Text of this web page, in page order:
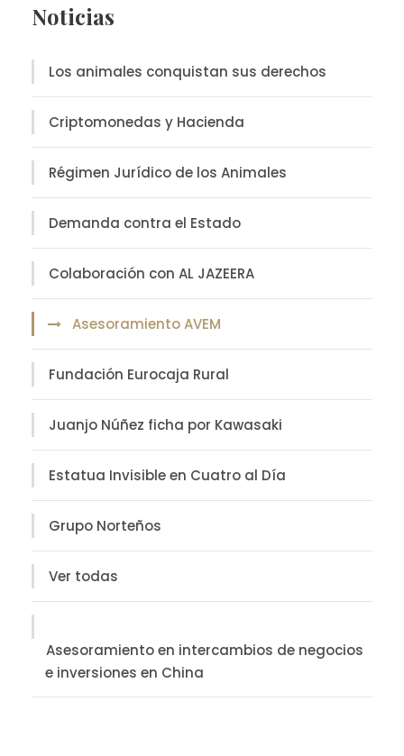
Noticias
Los animales conquistan sus derechos
Criptomonedas y Hacienda
Régimen Jurídico de los Animales
Demanda contra el Estado
Colaboración con AL JAZEERA
Asesoramiento AVEM
Fundación Eurocaja Rural
Juanjo Núñez ficha por Kawasaki
Estatua Invisible en Cuatro al Día
Grupo Norteños
Ver todas
Asesoramiento en intercambios de negocios
e inversiones en China